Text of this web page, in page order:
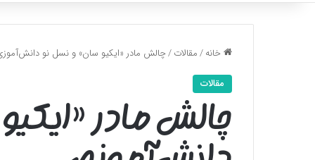
خانه/مقالات/چالش مادر «ایکیو سان» و نسل نو
مقالات
چالش مادر